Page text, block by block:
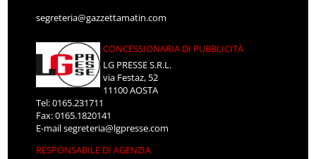
segreteria@gazzettamatin.com
CONCESSIONARIA DI PUBBLICITÀ
LG PRESSE S.R.L.
via Festaz, 52
11100 AOSTA
Tel: 0165.231711
Fax: 0165.1820141
E-mailsegreteria@lgpresse.com
RESPONSABILE DI AGENZIA